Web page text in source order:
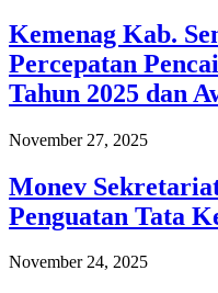
Kemenag Kab.
Percepatan
Tahun 2025 dan
November 27, 2025
Monev
Penguatan Tata
November 24, 2025